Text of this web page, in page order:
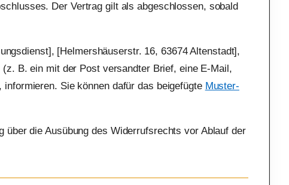
Der Vertrag gilt als abgeschlossen, sobald
[Helmershäuserstr. 16, 63674 Altenstadt],
B. ein mit der Post versandter Brief, eine E-Mail,
Sie können dafür das beigefügte Muster-
die Ausübung des Widerrufsrechts vor Ablauf der